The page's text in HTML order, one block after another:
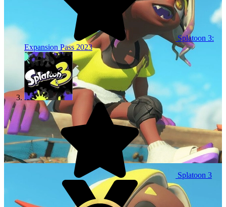
Splatoon 3:
Expansion Pass 2023
Splatoon 3